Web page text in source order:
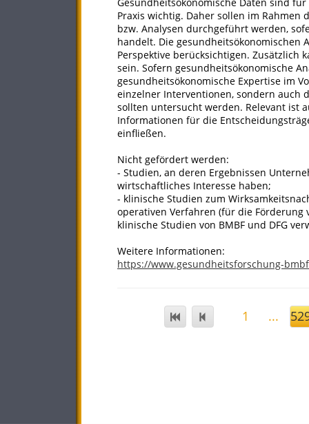
Praxis wichtig. Daher sollen im
bzw. Analysen durchgeführt werden,
handelt. Die gesundheitsökonomischen
Perspektive berücksichtigen. Zusätzlich
sein. Sofern gesundheitsökonomische
gesundheitsökonomische Expertise im
einzelner Interventionen, sondern auch
sollten untersucht werden. Relevant ist
Informationen für die
einfließen.
Nicht gefördert werden:
- Studien, an deren Ergebnissen
wirtschaftliches Interesse haben;
- klinische Studien zum
operativen Verfahren (für die
klinische Studien von BMBF und DFG
Weitere Informationen:
https://www.gesundheitsforschung-
1 ...